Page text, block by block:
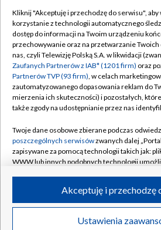
Transmisje
TVP
Abonament
Sklep TVP
Biuro
Oferta
Emisja w TVP
Rada
Ogłoszenia
Akademia
Regulamin
Polityka
Moje zgody
Biuro
Kanały
©2026 Telewizja Polska Spółka
Kliknij "Akceptuję i przechodzę do serwisu", aby
korzystanie z technologii automatycznego
dostęp do informacji na Twoim urządzeniu
przechowywanie oraz na przetwarzanie
nas, czyli Telewizję Polską S.A. w likwidacji
Zaufanych Partnerów z IAB* (1201 firm) oraz
Partnerów TVP (93 firm), w celach
zautomatyzowanego dopasowania reklam do
mierzenia ich skuteczności) i pozostałych,
także zgody na udostępnianie przez nas
Twoje dane osobowe zbierane podczas
poszczególnych serwisówzwanych dalej
zapisywane za pomocą technologii takich jak:
WWW lub innych podobnych technologii
ruchu w Internecie.
Twoje dane osobowe zbierane podczas
poszczególnych serwisówna Portalu, takie jak
Ustawienia
Akceptuję i przechodzę